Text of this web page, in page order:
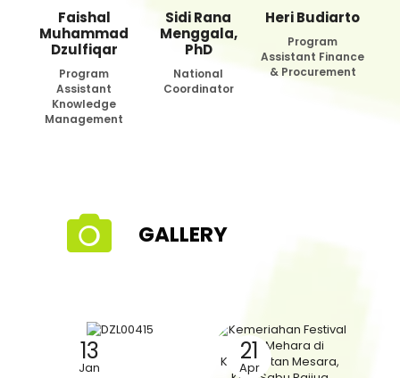
Faishal
Muhammad
Dzulfiqar
Program
Assistant
Knowledge
Management
Sidi Rana
Menggala,
PhD
National
Coordinator
Heri Budiarto
Program
Assistant Finance
& Procurement
GALLERY
13
Jan
21
Apr